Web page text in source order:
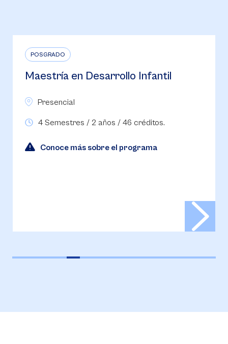
POSGRADO
Maestría en Desarrollo Infantil
Presencial
4 Semestres / 2 años / 46 créditos.
Conoce más sobre el programa